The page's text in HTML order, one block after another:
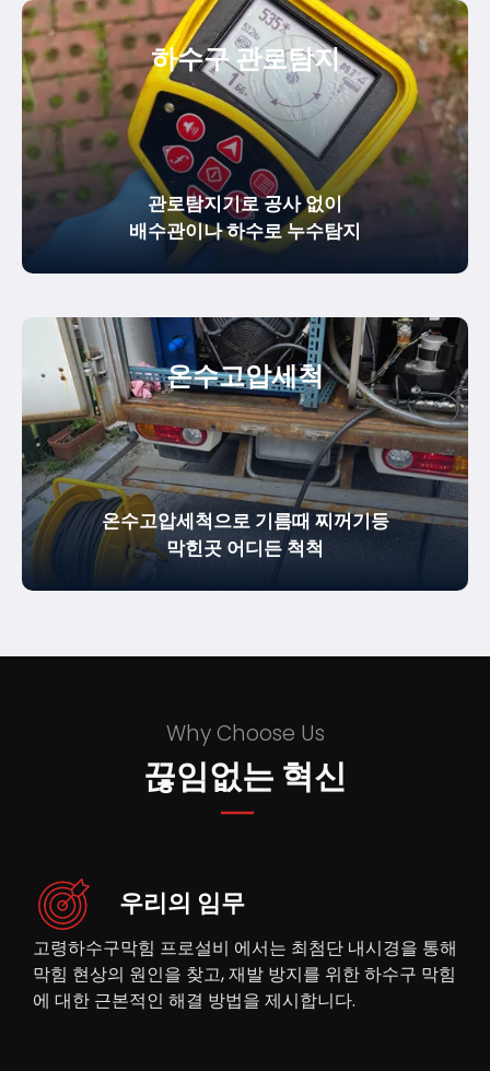
하수구 관로탐지
관로탐지기로 공사 없이
배수관이나 하수로 누수탐지
온수고압세척
온수고압세척으로 기름때 찌꺼기등
막힌곳 어디든 척척
Why Choose Us
끊임없는 혁신
우리의 임무
고령하수구막힘 프로설비 에서는 최첨단 내시경을 통해
막힘 현상의 원인을 찾고, 재발 방지를 위한 하수구 막힘
에 대한 근본적인 해결 방법을 제시합니다.